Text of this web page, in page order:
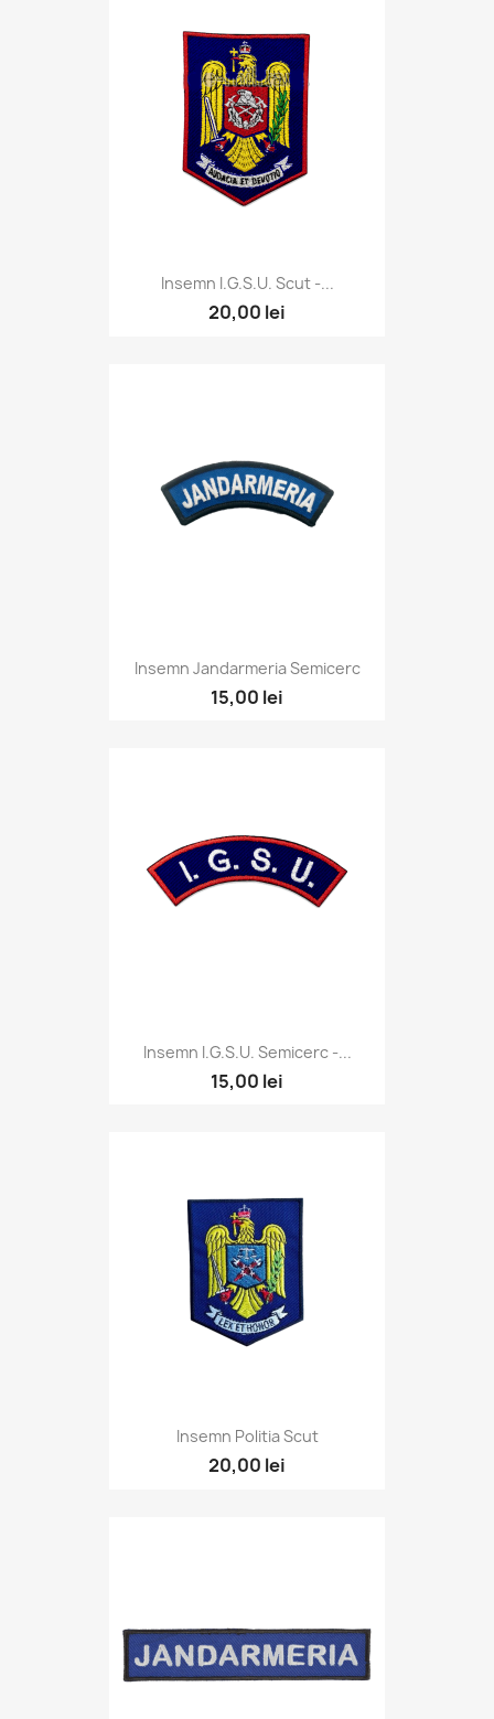
Insemn I.G.S.U. Scut -...
20,00 lei
Insemn Jandarmeria Semicerc
15,00 lei
Insemn I.G.S.U. Semicerc -...
15,00 lei
Insemn Politia Scut
20,00 lei